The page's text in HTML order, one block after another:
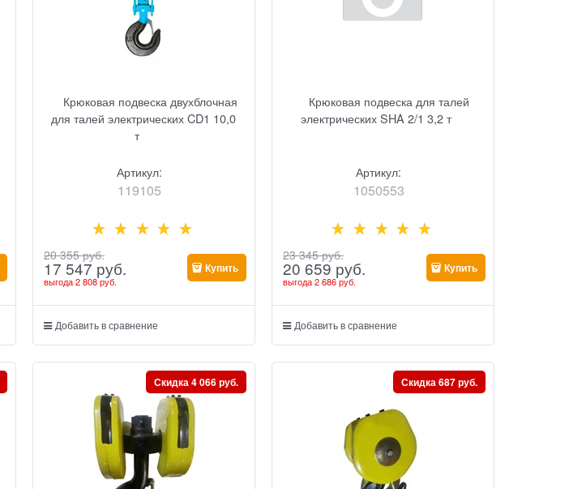
Крюковая подвеска двухблочная
для талей электрических CD1 10,0
т
Артикул:
119105
20 355 руб.
17 547 руб.
выгода2 808 руб.
Купить
Добавить в сравнение
Крюковая подвеска для талей
электрических SHA 2/1 3,2 т
Артикул:
1050553
23 345 руб.
20 659 руб.
выгода2 686 руб.
Купить
Добавить в сравнение
Скидка 4 066 руб. Скидка 687 руб.